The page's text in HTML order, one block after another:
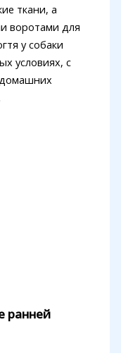
ткани, а
воротами для
у собаки
условиях, с
ранней